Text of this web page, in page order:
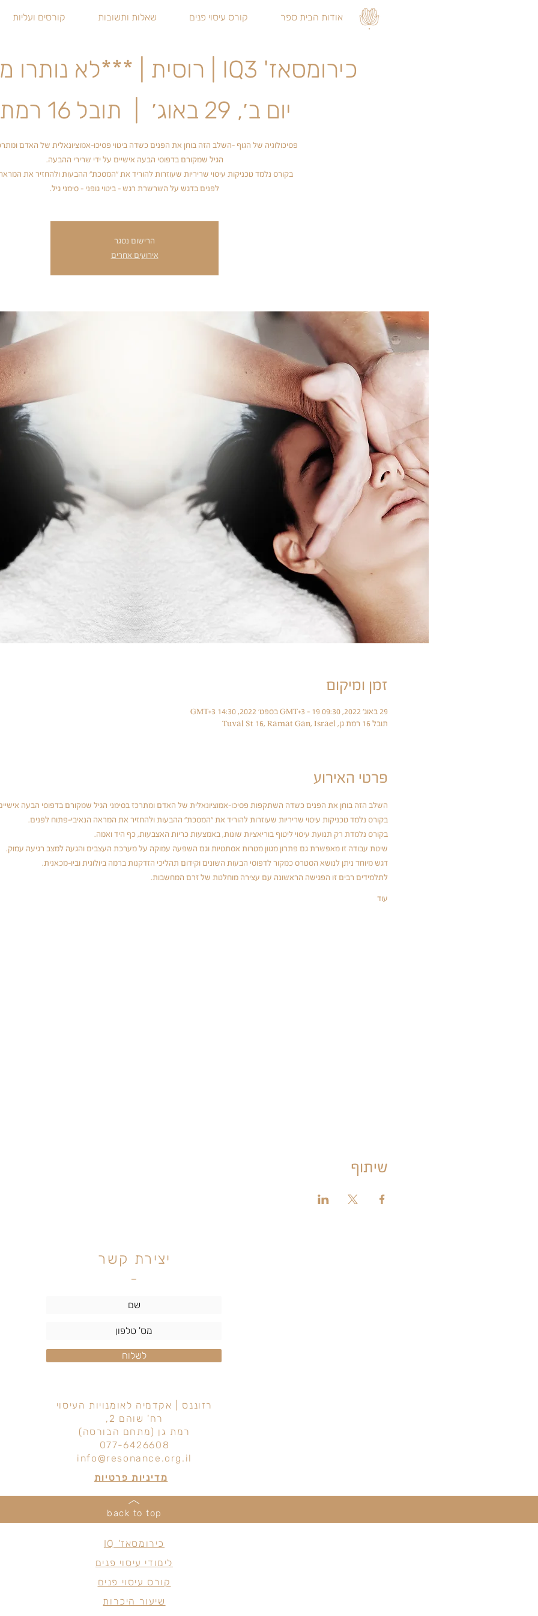
אודות הבית ספר קורס עיסוי פנים שאלות ותשובות קורסים ועליות
כירומסאז' IQ3 | רוסית | ***לא נותרו מקומות***
יום ב׳, 29 באוג׳
תובל 16 רמת גן
פסיכולוגיה של הגוף -השלב הזה בוחן את הפנים כשדה ביטוי פסיכו-אמוציונאלית של האדם
בקורס נלמד טכניקות עיסוי שריריות שעוזרות להוריד את "המסכת" ההבעות ולהחזיר את
לפנים בדגש על השרשרת רגש - ביטוי גופני - סימני גיל.
הרישום נסגר
אירועים אחרים
זמן ומיקום
29 באוג׳ 2022, 09:30 GMT‎+3‎ – 19 בספט׳ 2022, 14:30 GMT‎+3‎
תובל 16 רמת גן, Tuval St 16, Ramat Gan, Israel
פרטי האירוע
השלב הזה בוחן את הפנים כשדה השתקפות פסיכו-אמוציונאלית של האדם ומתרכז בסימני הגיל שמקורם בדפוסי הבעה
בקורס נלמד טכניקות עיסוי שריריות שעוזרות להוריד את "המסכת" ההבעות ולהחזיר את המראה הנאיבי-פתוח לפנים.
בקורס נלמדת רק תנועת עיסוי ליטוף בוריאציות שונות, באמצעות כריות האצבעות, כף היד ואמה.
שיטת עבודה זו מאפשרת גם פתרון מגוון מטרות אסתטיות וגם השפעה עמוקה על מערכת העצבים והגעה למצב רגיעה עמוק.
דגש מיוחד ניתן לנושא הסטרס כמקור לדפוסי הבעות השונים וקידום תהליכי הזדקנות ברמה ביולוגית וביו-מכאנית.
לתלמידים רבים זו הפגישה הראשונה עם עצירה מוחלטת של זרם המחשבות.
עוד
שיתוף
יצירת קשר
-
לשלוח
רזוננס | אקדמיה לאומנויות העיסוי
רח' שוהם 2,
רמת גן (מתחם הבורסה)
077-6426608
info@resonance.org.il
מדיניות פרטיות
back to top
כירומסאז' IQ
לימודי עיסוי פנים
קורס עיסוי פנים
שיעור היכרות